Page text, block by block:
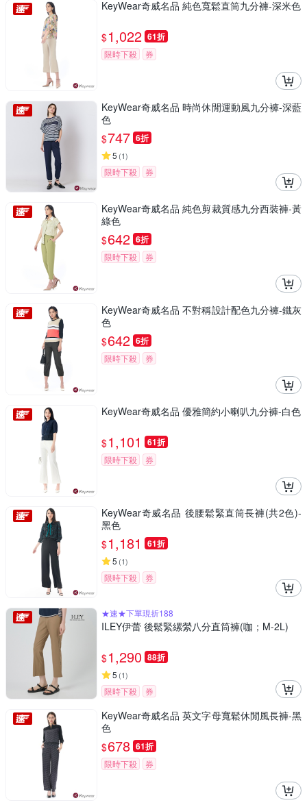
KeyWear奇威名品 純色寬鬆直筒九分褲-深米色
$1,022 61折
限時下殺 券
KeyWear奇威名品 時尚休閒運動風九分褲-深藍
色
$747 6折
5 (1)
限時下殺 券
KeyWear奇威名品 純色剪裁質感九分西裝褲-黃
綠色
$642 6折
限時下殺 券
KeyWear奇威名品 不對稱設計配色九分褲-鐵灰
色
$642 6折
限時下殺 券
KeyWear奇威名品 優雅簡約小喇叭九分褲-白色
$1,101 61折
限時下殺 券
KeyWear奇威名品 後腰鬆緊直筒長褲(共2色)-
黑色
$1,181 61折
5 (1)
限時下殺 券
★速★下單現折188
ILEY伊蕾 後鬆緊縲縈八分直筒褲(咖；M-2L)
$1,290 88折
5 (1)
限時下殺 券
KeyWear奇威名品 英文字母寬鬆休閒風長褲-黑
色
$678 61折
限時下殺 券